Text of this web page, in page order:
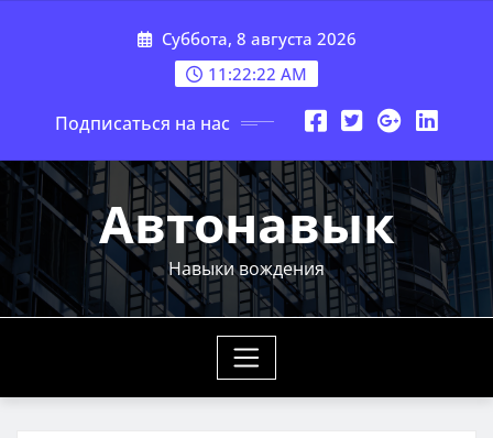
Суббота, 8 августа 2026
11:22:23 AM
Подписаться на нас
Автонавык
Навыки вождения